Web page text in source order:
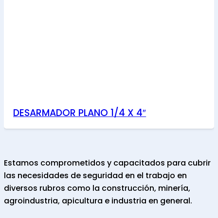
DESARMADOR PLANO 1/4 X 4″
Estamos comprometidos y capacitados para cubrir
las necesidades de seguridad en el trabajo en
diversos rubros como la construcción, minería,
agroindustria, apicultura e industria en general.